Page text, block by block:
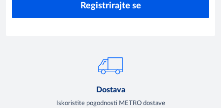
Registrirajte se
Dostava
Iskoristite pogodnosti METRO dostave